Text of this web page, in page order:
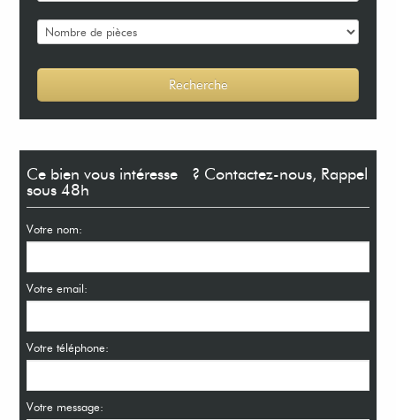
Ce bien vous intéresse ? Contactez-nous, Rappel
sous 48h
Votre nom:
Votre email:
Votre téléphone:
Votre message: